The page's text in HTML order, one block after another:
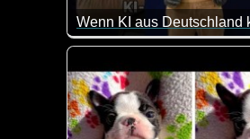
Wenn KI aus Deutschland
So in etwa könnte man